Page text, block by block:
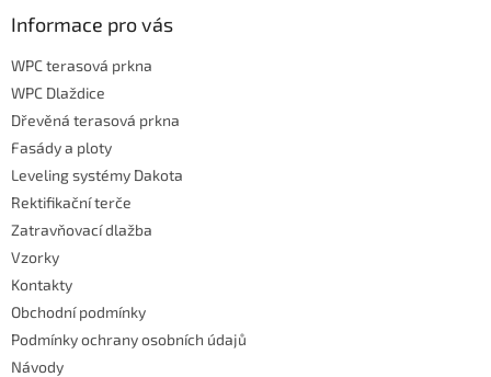
Informace pro vás
WPC terasová prkna
WPC Dlaždice
Dřevěná terasová prkna
Fasády a ploty
Leveling systémy Dakota
Rektifikační terče
Zatravňovací dlažba
Vzorky
Kontakty
Obchodní podmínky
Podmínky ochrany osobních údajů
Návody